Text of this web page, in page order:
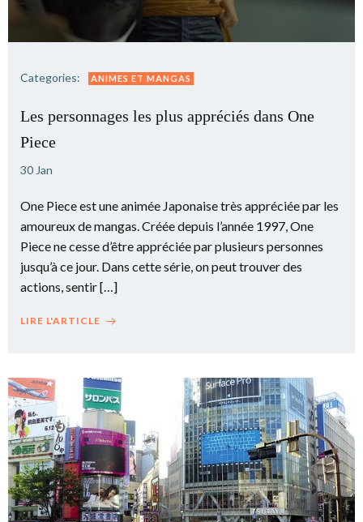
Categories: ANIMES ET MANGAS
Les personnages les plus appréciés dans One
Piece
30 Jan
One Piece est une animée Japonaise très appréciée par les
amoureux de mangas. Créée depuis l’année 1997, One
Piece ne cesse d’être appréciée par plusieurs personnes
jusqu’à ce jour. Dans cette série, on peut trouver des
actions, sentir […]
LIRE L'ARTICLE